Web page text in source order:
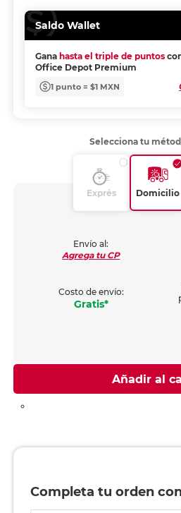
Saldo Wallet
Gana hasta el triple de puntos
Office Depot Premium
1 punto = $1 MXN
Selecciona tu
Exprés Domicilio
Envío al:
Agrega tu CP
Costo de envío:
Gratis*
Añadir al
Completa tu orden